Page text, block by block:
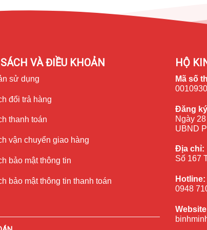
mới cho thế hệ S23 Ultra viết tiếp những kỳ tích, ghi lại những
tối ưu hiệu suất công việc cùng bút S-Pen với khả năng
thuộc vào sổ tay. Chỉ cần Samsung S23 Ultra trong tay, mọi
tảng sáng tạo vững chắc. Đồng thời, sử dụng bút S-Pen còn
VÀ ĐIỀU KHOẢN
sử dụng
đổi trả hàng
thanh toán
vận chuyển giao hàng
bảo mật thông tin
bảo mật thông tin thanh toán
HỘ
Mã số
Đăng
Ngày
UBND
Địa chỉ:
Số 167
Hotline:
0948